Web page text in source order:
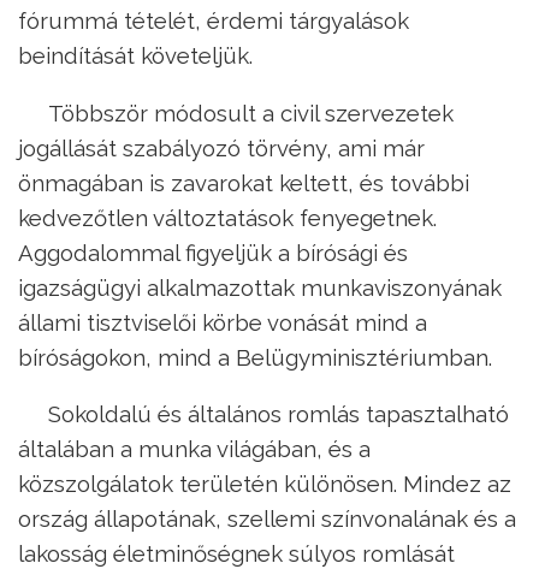
fórummá tételét, érdemi tárgyalások
beindítását követeljük.
Többször módosult a civil szervezetek
jogállását szabályozó törvény, ami már
önmagában is zavarokat keltett, és további
kedvezőtlen változtatások fenyegetnek.
Aggodalommal figyeljük a bírósági és
igazságügyi alkalmazottak munkaviszonyának
állami tisztviselői körbe vonását mind a
bíróságokon, mind a Belügyminisztériumban.
Sokoldalú és általános romlás tapasztalható
általában a munka világában, és a
közszolgálatok területén különösen. Mindez az
ország állapotának, szellemi színvonalának és a
lakosság életminőségnek súlyos romlását